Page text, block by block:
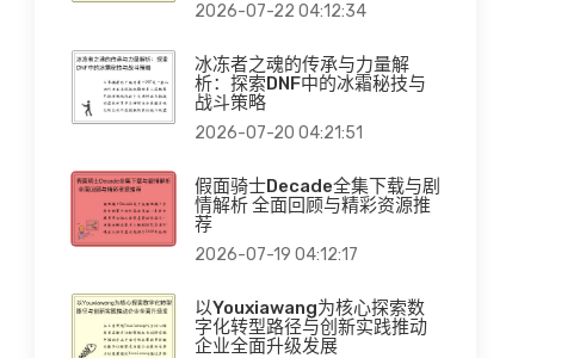
2026-07-22 04:12:34
冰冻者之魂的传承与力量解
析：探索DNF中的冰霜秘技与
战斗策略
2026-07-20 04:21:51
假面骑士Decade全集下载与剧
情解析 全面回顾与精彩资源推
荐
2026-07-19 04:12:17
以Youxiawang为核心探索数
字化转型路径与创新实践推动
企业全面升级发展